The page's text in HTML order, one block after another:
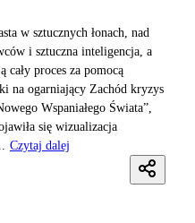
w sztucznych łonach, nad
i sztuczna inteligencja, a
cały proces za pomocą
na ogarniający Zachód kryzys
Wspaniałego Świata”,
się wizualizacja
Czytaj dalej